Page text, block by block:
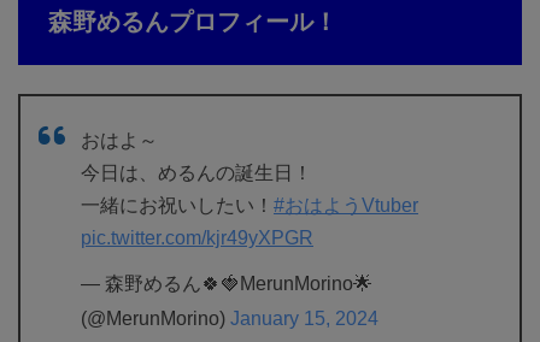
森野めるんプロフィール！
おはよ～
今日は、めるんの誕生日！
一緒にお祝いしたい！ #おはようVtuber
pic.twitter.com/kjr49yXPGR
— 森野めるん🍀🍓MerunMorino🌟
(@MerunMorino) January 15, 2024